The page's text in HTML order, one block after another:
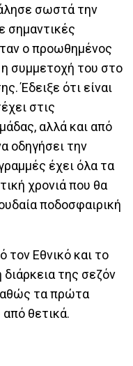
σωστά την
σημαντικές
ο προωθημένος
η συμμετοχή του στο
Έδειξε ότι είναι
στις
αλλά και από
οδηγήσει την
έχει όλα τα
χρονιά που θα
ποδοσφαιρική
Εθνικό και το
διάρκεια της σεζόν
τα πρώτα
θετικά.